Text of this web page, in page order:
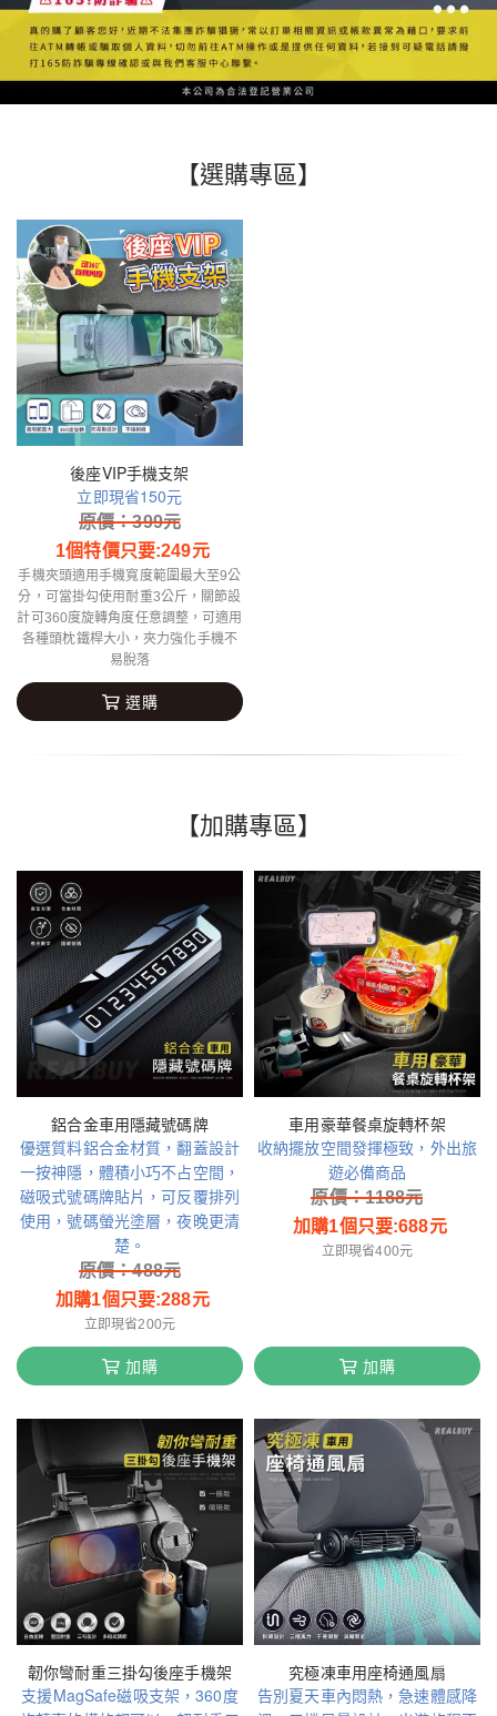
【選購專區】
後座VIP手機支架
立即現省150元
原價：399元
1個特價只要:249元
手機夾頭適用手機寬度範圍最大至9公
分，可當掛勾使用耐重3公斤，關節設
計可360度旋轉角度任意調整，可適用
各種頭枕鐵桿大小，夾力強化手機不
易脫落
選購
【加購專區】
鋁合金車用隱藏號碼牌
優選質料鋁合金材質，翻蓋設計
一按神隱，體積小巧不占空間，
磁吸式號碼牌貼片，可反覆排列
使用，號碼螢光塗層，夜晚更清
楚。
原價：488元
加購1個只要:288元
立即現省200元
加購
車用豪華餐桌旋轉杯架
收納擺放空間發揮極致，外出旅
遊必備商品
原價：1188元
加購1個只要:688元
立即現省400元
加購
韌你彎耐重三掛勾後座手機架
支援MagSafe磁吸支架，360度
究極凍車用座椅通風扇
告別夏天車內悶熱，急速體感降